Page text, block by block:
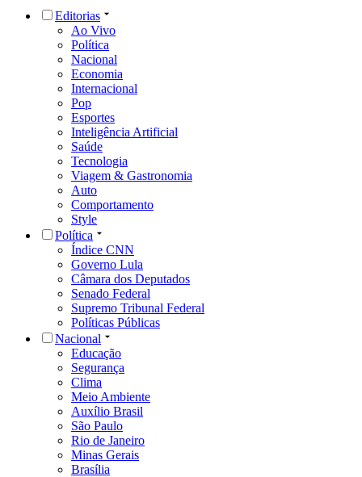
Editorias
Ao Vivo
Política
Nacional
Economia
Internacional
Pop
Esportes
Inteligência Artificial
Saúde
Tecnologia
Viagem & Gastronomia
Auto
Comportamento
Style
Política
Índice CNN
Governo Lula
Câmara dos Deputados
Senado Federal
Supremo Tribunal Federal
Políticas Públicas
Nacional
Educação
Segurança
Clima
Meio Ambiente
Auxílio Brasil
São Paulo
Rio de Janeiro
Minas Gerais
Brasília